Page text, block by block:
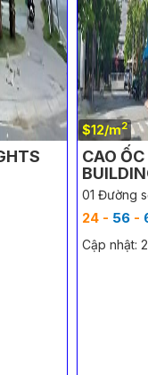
m
2
$12/m2
CAO
01 Đường
24 - 56-
Cập nhật: